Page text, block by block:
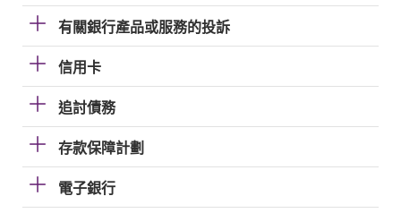
有關銀行產品或服務的投訴
信用卡
追討債務
存款保障計劃
電子銀行